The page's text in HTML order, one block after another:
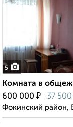
5
Комната в
600 000 ₽ 37 500
Фокинский район,